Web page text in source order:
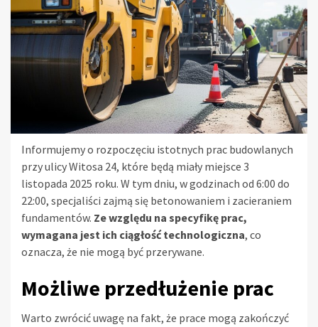
Informujemy o rozpoczęciu istotnych prac budowlanych
przy ulicy Witosa 24, które będą miały miejsce 3
listopada 2025 roku. W tym dniu, w godzinach od 6:00 do
22:00, specjaliści zajmą się betonowaniem i zacieraniem
fundamentów. Ze względu na specyfikę prac,
wymagana jest ich ciągłość technologiczna, co
oznacza, że nie mogą być przerywane.
Możliwe przedłużenie prac
Warto zwrócić uwagę na fakt, że prace mogą zakończyć